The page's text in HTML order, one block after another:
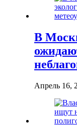
В
Апрель 16,